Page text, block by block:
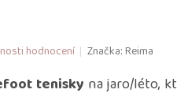
hodnocení Značka:Reima
tenisky na jaro/léto,